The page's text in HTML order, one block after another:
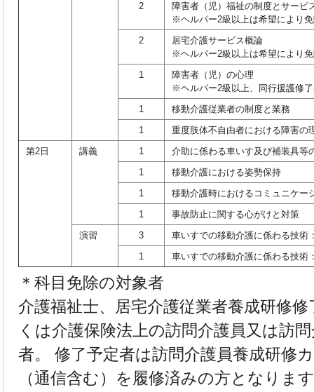
2
障害者（児）福祉の制度とサービ
※ヘルパー2級以上は希望により
2
居宅介護サービス概論
※ヘルパー2級以上は希望により
1
障害者（児）の心理
※ヘルパー2級以上、同行援護修
1
移動介護従業者の制度と業務
1
重度肢体不自由者における障害の
第2日
講義 1
介助に係わる車いす及び補装具等
1
移動介護における姿勢保持
1
移動介護時におけるコミュニケー
1
事故防止に関する心がけと対策
演習
3
車いすでの移動介護に係わる技術
1
車いすでの移動介護に係わる技術
＊科目免除の対象者
介護福祉士、居宅介護従業者養成研修
くは介護保険法上の訪問介護員又は訪
者。 修了予定者は訪問介護員養成研修
（通信含む）を履修済みの方となりま